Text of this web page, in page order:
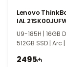
Lenovo
IAL
U9-185H | 16GB
512GB SSD | Arc
2495